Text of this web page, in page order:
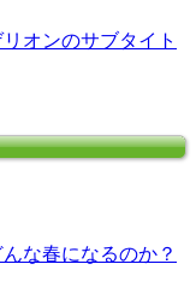
オンのサブタイト
な春になるのか？